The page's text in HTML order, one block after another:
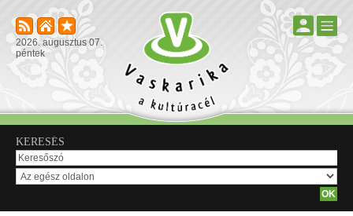
2026. augusztus 07.
péntek
KERESÉS